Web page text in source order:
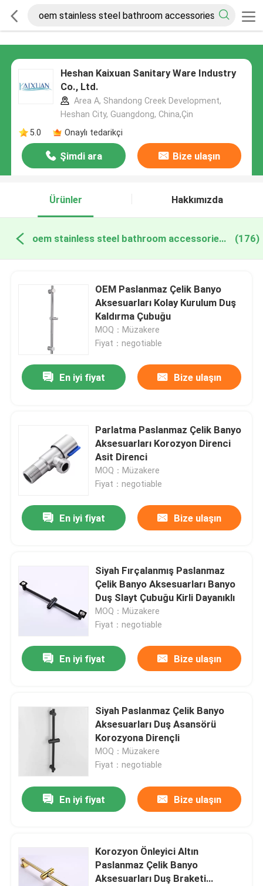
Heshan Kaixuan Sanitary Ware Industry
Co., Ltd.
Area A, Shandong Creek Development,
Heshan City, Guangdong, China,Çin
5.0
Onaylı tedarikçi
Şimdi ara Bize ulaşın
Ürünler Hakkımızda
oem stainless steel bathroom accessories çevrimiçi üretim (176)
OEM Paslanmaz Çelik Banyo
Aksesuarları Kolay Kurulum Duş
Kaldırma Çubuğu
MOQ：Müzakere
Fiyat：negotiable
En iyi fiyat Bize ulaşın
Parlatma Paslanmaz Çelik Banyo
Aksesuarları Korozyon Direnci
Asit Direnci
MOQ：Müzakere
Fiyat：negotiable
En iyi fiyat Bize ulaşın
Siyah Fırçalanmış Paslanmaz
Çelik Banyo Aksesuarları Banyo
Duş Slayt Çubuğu Kirli Dayanıklı
MOQ：Müzakere
Fiyat：negotiable
En iyi fiyat Bize ulaşın
Siyah Paslanmaz Çelik Banyo
Aksesuarları Duş Asansörü
Korozyona Dirençli
MOQ：Müzakere
Fiyat：negotiable
En iyi fiyat Bize ulaşın
Korozyon Önleyici Altın
Paslanmaz Çelik Banyo
Aksesuarları Duş Braketi